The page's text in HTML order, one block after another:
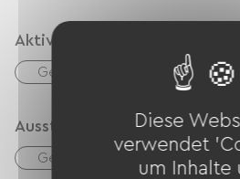
Aktivitäten
Gewässer Tennisplatz
Ausstattung
Gemeinsame sanitäre
Diese
verwendet
um Inhalte